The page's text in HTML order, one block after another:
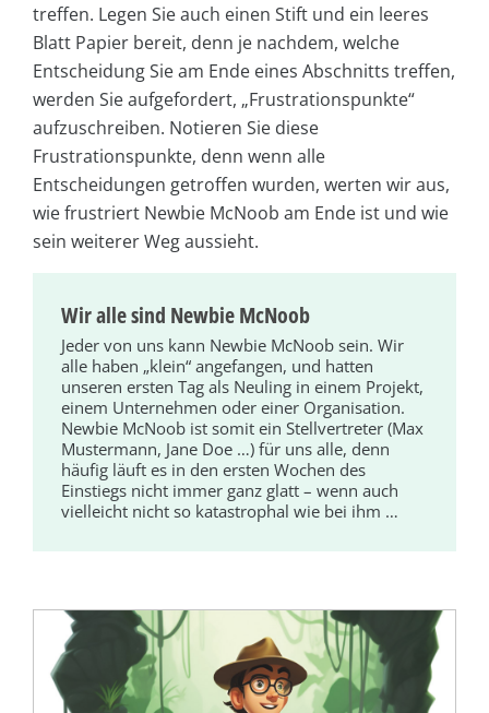
treffen. Legen Sie auch einen Stift und ein leeres
Blatt Papier bereit, denn je nachdem, welche
Entscheidung Sie am Ende eines Abschnitts treffen,
werden Sie aufgefordert, „Frustrationspunkte“
aufzuschreiben. Notieren Sie diese
Frustrationspunkte, denn wenn alle
Entscheidungen getroffen wurden, werten wir aus,
wie frustriert Newbie McNoob am Ende ist und wie
sein weiterer Weg aussieht.
Wir alle sind Newbie McNoob
Jeder von uns kann Newbie McNoob sein. Wir
alle haben „klein“ angefangen, und hatten
unseren ersten Tag als Neuling in einem Projekt,
einem Unternehmen oder einer Organisation.
Newbie McNoob ist somit ein Stellvertreter (Max
Mustermann, Jane Doe …) für uns alle, denn
häufig läuft es in den ersten Wochen des
Einstiegs nicht immer ganz glatt – wenn auch
vielleicht nicht so katastrophal wie bei ihm …